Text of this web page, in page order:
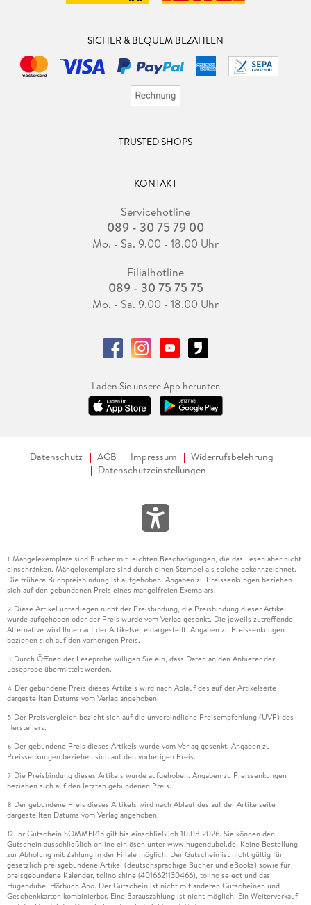
SICHER & BEQUEM BEZAHLEN
TRUSTED SHOPS
KONTAKT
Servicehotline
089 - 30 75 79 00
Mo. - Sa. 9.00 - 18.00 Uhr
Filialhotline
089 - 30 75 75 75
Mo. - Sa. 9.00 - 18.00 Uhr
Laden Sie unsere App herunter.
Datenschutz AGB Impressum
Widerrufsbelehrung
Datenschutzeinstellungen
1 Mängelexemplare sind Bücher mit leichten Beschädigungen, die das Lesen aber nicht
einschränken. Mängelexemplare sind durch einen Stempel als solche gekennzeichnet.
Die frühere Buchpreisbindung ist aufgehoben. Angaben zu Preissenkungen beziehen
sich auf den gebundenen Preis eines mangelfreien Exemplars.
2 Diese Artikel unterliegen nicht der Preisbindung, die Preisbindung dieser Artikel
wurde aufgehoben oder der Preis wurde vom Verlag gesenkt. Die jeweils zutreffende
Alternative wird Ihnen auf der Artikelseite dargestellt. Angaben zu Preissenkungen
beziehen sich auf den vorherigen Preis.
3 Durch Öffnen der Leseprobe willigen Sie ein, dass Daten an den Anbieter der
Leseprobe übermittelt werden.
4 Der gebundene Preis dieses Artikels wird nach Ablauf des auf der Artikelseite
dargestellten Datums vom Verlag angehoben.
5 Der Preisvergleich bezieht sich auf die unverbindliche Preisempfehlung (UVP) des
Herstellers.
6 Der gebundene Preis dieses Artikels wurde vom Verlag gesenkt. Angaben zu
Preissenkungen beziehen sich auf den vorherigen Preis.
7 Die Preisbindung dieses Artikels wurde aufgehoben. Angaben zu Preissenkungen
beziehen sich auf den letzten gebundenen Preis.
8 Der gebundene Preis dieses Artikels wird nach Ablauf des auf der Artikelseite
dargestellten Datums vom Verlag angehoben.
12 Ihr Gutschein SOMMER13 gilt bis einschließlich 10.08.2026. Sie können den
Gutschein ausschließlich online einlösen unter www.hugendubel.de. Keine Bestellung
zur Abholung mit Zahlung in der Filiale möglich. Der Gutschein ist nicht gültig für
gesetzlich preisgebundene Artikel (deutschsprachige Bücher und eBooks) sowie für
preisgebundene Kalender, tolino shine (4016621130466), tolino select und das
Hugendubel Hörbuch Abo. Der Gutschein ist nicht mit anderen Gutscheinen und
Geschenkkarten kombinierbar. Eine Barauszahlung ist nicht möglich. Ein Weiterverkauf